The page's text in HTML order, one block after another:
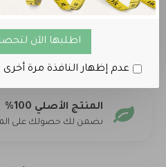
اطلبها الآن
عدم إظهار النافذة مرة أخرى
لا يوجد أي تعليقات لهذا المنتج.
المنتج الأصلي 100%
نضمن لك حصولك على